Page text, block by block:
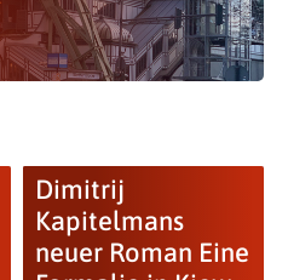
Dimitrij
Kapitelmans
neuer Roman Eine